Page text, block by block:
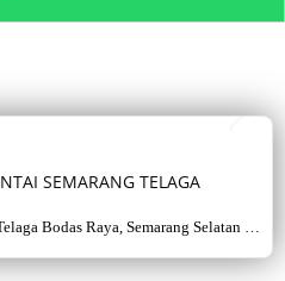
SEMARANG TELAGA
Bodas Raya, Semarang Selatan –
asri & strategis.